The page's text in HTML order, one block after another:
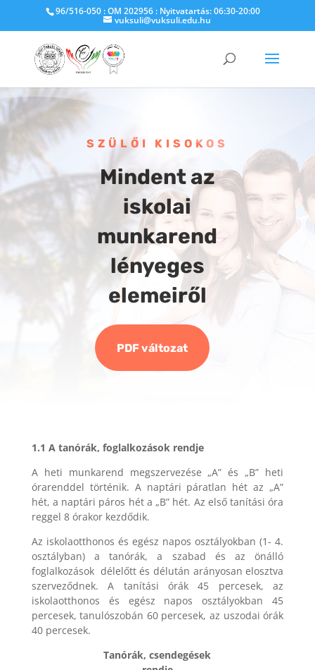
96/516-050 : OM 202956 : Nyitvatartás: 06:30-20:00
vuksuli@vuksuli.edu.hu
SZÜLŐI KISOKOS
Mindent az
iskolai
munkarend
lényeges
elemeiről
PDF változat
1.1 A tanórák, foglalkozások rendje
A heti munkarend megszervezése „A” és „B” heti
órarenddel történik. A naptári páratlan hét az „A”
hét, a naptári páros hét a „B” hét. Az első tanítási óra
reggel 8 órakor kezdődik.
Az iskolaotthonos és egész napos osztályokban (1- 4.
osztályban) a tanórák, a szabad és az önálló
foglalkozások délelőtt és délután arányosan elosztva
szerveződnek. A tanítási órák 45 percesek, az
iskolaotthonos és egész napos osztályokban 45
percesek, tanulószobán 60 percesek, az uszodai órák
40 percesek.
Tanórák, csendegések